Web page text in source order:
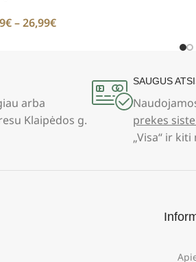
€ – 26,99€
arba
Klaipėdos g.
SAUGUS
prekes
„Visa“ ir